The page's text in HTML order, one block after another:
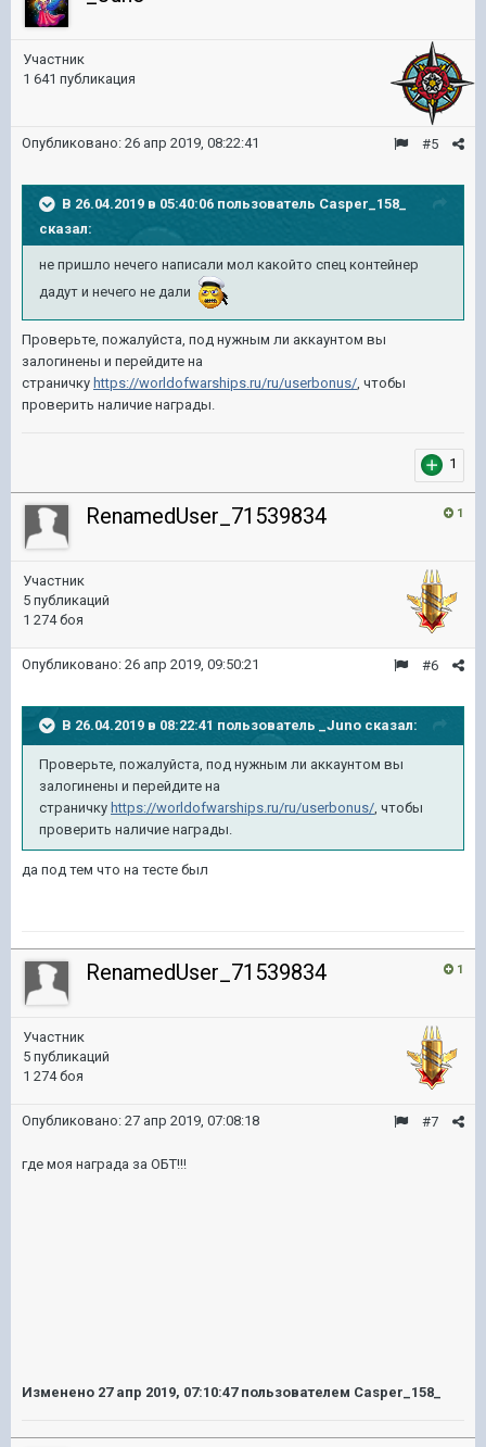
Участник
1 641 публикация
#5
Опубликовано: 26 апр 2019, 08:22:41
В 26.04.2019 в 05:40:06 пользователь Casper_158_
сказал:
не пришло нечего написали мол какойто спец контейнер
дадут и нечего не дали
Проверьте, пожалуйста, под нужным ли аккаунтом вы
залогинены и перейдите на
страничку https://worldofwarships.ru/ru/userbonus/, чтобы
проверить наличие награды.
1
1
RenamedUser_71539834
Участник
5 публикаций
1 274 боя
#6
Опубликовано: 26 апр 2019, 09:50:21
В 26.04.2019 в 08:22:41 пользователь _Juno сказал:
Проверьте, пожалуйста, под нужным ли аккаунтом вы
залогинены и перейдите на
страничку https://worldofwarships.ru/ru/userbonus/, чтобы
проверить наличие награды.
да под тем что на тесте был
1
RenamedUser_71539834
Участник
5 публикаций
1 274 боя
#7
Опубликовано: 27 апр 2019, 07:08:18
где моя награда за ОБТ!!!
Изменено 27 апр 2019, 07:10:47пользователем Casper_158_